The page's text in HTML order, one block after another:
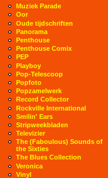
Muziek Parade
Oor
Oude tijdschriften
Panorama
Penthouse
Penthouse Comix
PEP
Playboy
Pop-Telescoop
Popfoto
Popzamelwerk
Record Collector
Rockville International
Smilin' Ears
Stripweekbladen
Televizier
The (Faboulous) Sounds of
the Sixties
The Blues Collection
Veronica
Vinyl